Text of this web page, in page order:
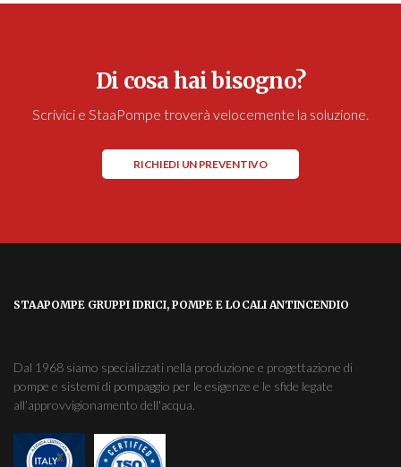
Di cosa hai bisogno?
Scrivici e StaaPompe troverà velocemente la soluzione.
RICHIEDI UN PREVENTIVO
STAAPOMPE GRUPPI IDRICI, POMPE E LOCALI ANTINCENDIO
Dal 1968 siamo specializzati nella produzione e progettazione di
pompe e sistemi di pompaggio per le esigenze e le sfide legate
all’approvvigionamento dell'acqua.